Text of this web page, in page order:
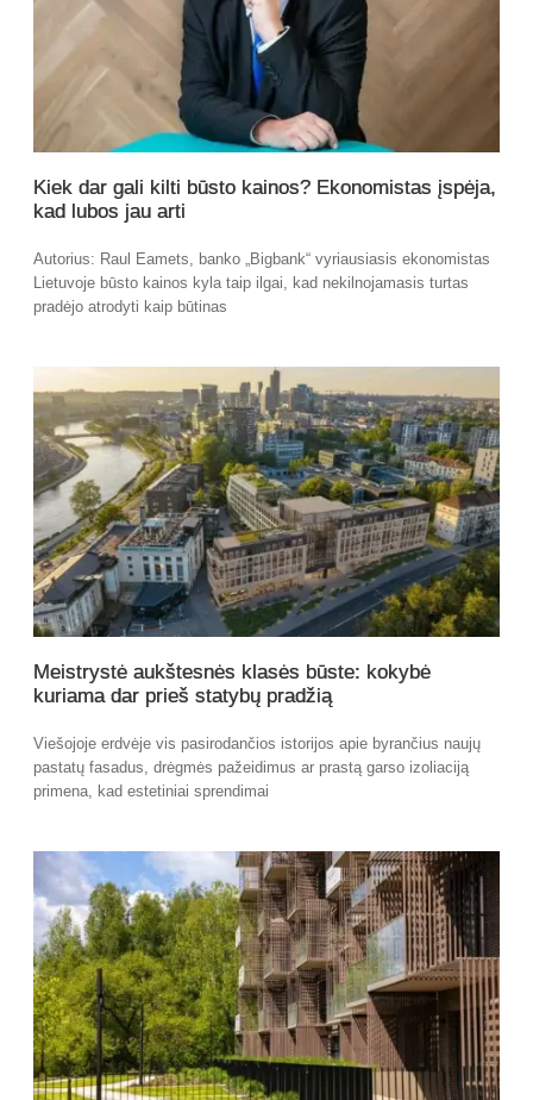
Kiek dar gali kilti būsto kainos? Ekonomistas įspėja,
kad lubos jau arti
Autorius: Raul Eamets, banko „Bigbank“ vyriausiasis ekonomistas
Lietuvoje būsto kainos kyla taip ilgai, kad nekilnojamasis turtas
pradėjo atrodyti kaip būtinas
Meistrystė aukštesnės klasės būste: kokybė
kuriama dar prieš statybų pradžią
Viešojoje erdvėje vis pasirodančios istorijos apie byrančius naujų
pastatų fasadus, drėgmės pažeidimus ar prastą garso izoliaciją
primena, kad estetiniai sprendimai